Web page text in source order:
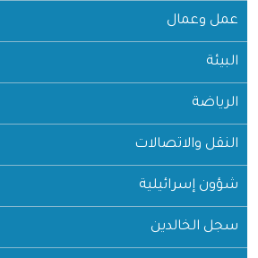
عمل وعمال
البيئة
الرياضة
النقل والاتصالات
شؤون إسرائيلية
سجل الخالدين